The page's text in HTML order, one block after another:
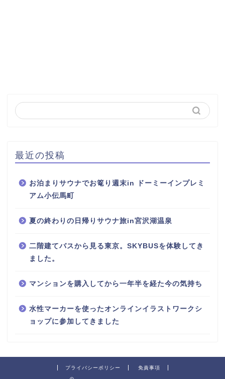
最近の投稿
お泊まりサウナでお篭り週末in ドーミーインプレミ
アム小伝馬町
夏の終わりの日帰りサウナ旅in宮沢湖温泉
二階建てバスから見る東京。SKYBUSを体験してき
ました。
マンションを購入してから一年半を経た今の気持ち
水性マーカーを使ったオンラインイラストワークシ
ョップに参加してきました
プライバシーポリシー 免責事項